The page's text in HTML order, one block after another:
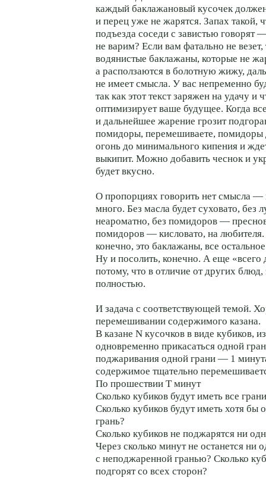
каждый баклажановый кусочек
и перец уже не жарятся. Запах такой,
подъезда соседи с завистью говорят
не варим? Если вам фатально не везет,
водянистые баклажаны, которые не
а расползаются в болотную жижу,
не имеет смысла. У вас непременно
так как этот текст заряжен на удачу и
оптимизирует ваше будущее. Когда
и дальнейшее жарение грозит
помидоры, перемешиваете, помидоры
огонь до минимального кипения и
выкипит. Можно добавить чеснок и
будет вкусно.
О пропорциях говорить нет смысла —
много. Без масла будет суховато, без
неароматно, без помидоров —
помидоров — кисловато, на любителя.
конечно, это баклажаны, все
Ну и посолить, конечно. А еще
потому, что в отличие от других блюд,
полностью.
И задача с соответствующей темой.
перемешивании содержимого казана.
В казане N кусочков в виде кубиков,
одновременно прикасаться одной
поджаривания одной грани — 1
содержимое тщательно
По прошествии Т минут
Сколько кубиков будут иметь все
Сколько кубиков будут иметь хотя
грань?
Сколько кубиков не поджарятся ни
Через сколько минут не останется ни
с неподжаренной гранью? Сколько
подгорят со всех сторон?